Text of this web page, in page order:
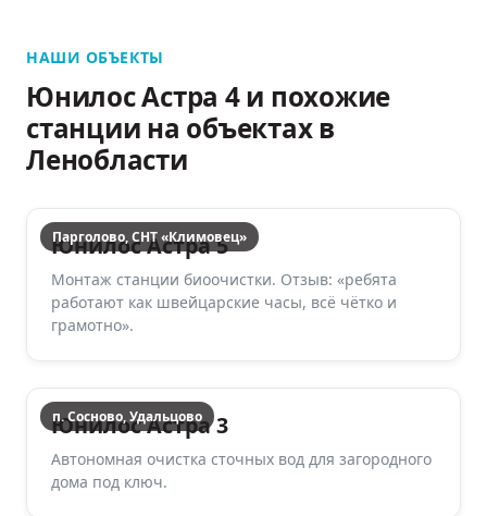
НАШИ ОБЪЕКТЫ
Юнилос Астра 4 и похожие
станции на объектах в
Ленобласти
Парголово, СНТ «Климовец»
Юнилос Астра 5
Монтаж станции биоочистки. Отзыв: «ребята
работают как швейцарские часы, всё чётко и
грамотно».
п. Сосново, Удальцово
Юнилос Астра 3
Автономная очистка сточных вод для загородного
дома под ключ.